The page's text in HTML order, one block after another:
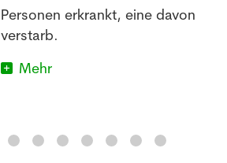
Personen erkrankt, eine davon
verstarb.
Mehr